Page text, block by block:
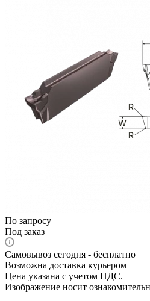
По запросу
Под заказ
Самовывоз сегодня - бесплатно
Возможна доставка курьером
Цена указана с учетом НДС.
Изображение носит